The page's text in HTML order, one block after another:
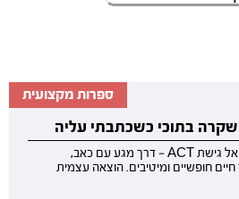
ספרות מקצועית
בתוכי כשכתבתי עליה
בספרו, מזמין רן אלמוג למסע אל גישת ACT — דרך מגע עם כאב,
חופשיים ומיטיבים. הוצאה עצמית